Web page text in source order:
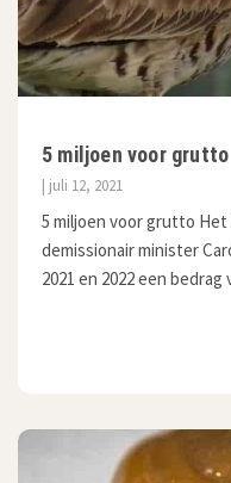
5 miljoen voor grutto
| juli 12, 2021
5 miljoen voor grutto
demissionair minister
2021 en 2022 een